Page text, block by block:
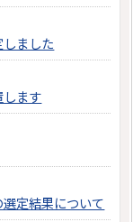
ました
します
定結果について